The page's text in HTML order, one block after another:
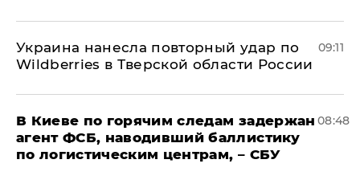
Украина нанесла повторный удар по
Wildberries в Тверской области России
09:11
В Киеве по горячим следам задержан
агент ФСБ, наводивший баллистику
по логистическим центрам, – СБУ
08:48